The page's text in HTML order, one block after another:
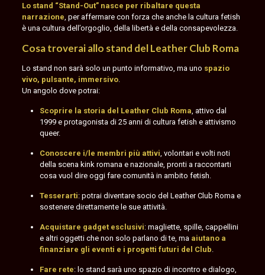
Lo stand “Stand-Out” nasce per ribaltare questa
narrazione , per affermare con forza che anche la cultura fetish
è una cultura dell’orgoglio, della libertà e della consapevolezza.
Cosa troverai allo stand del Leather Club Roma
Lo stand non sarà solo un punto informativo, ma uno spazio
vivo, pulsante, immersivo.
Un angolo dove potrai:
Scoprire la storia del Leather Club Roma , attivo dal
1999 e protagonista di 25 anni di cultura fetish e attivismo
queer.
Conoscere i/le membri più attivi , volontari e volti noti
della scena kink romana e nazionale, pronti a raccontarti
cosa vuol dire oggi fare comunità in ambito fetish.
Tesserarti: potrai diventare socio del Leather Club Roma e
sostenere direttamente le sue attività.
Acquistare gadget esclusivi: magliette, spille, cappellini
e altri oggetti che non solo parlano di te, ma aiutano a
finanziare gli eventi e i progetti futuri del Club
Fare rete: lo stand sarà uno spazio di incontro e dialogo,